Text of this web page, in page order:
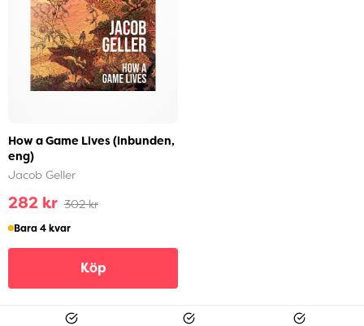
How a Game Lives (inbunden,
eng)
Jacob Geller
282 kr 302 kr
Bara 4 kvar
Köp